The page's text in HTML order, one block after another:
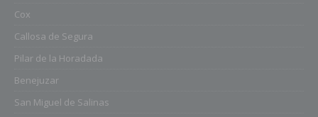
Cox
Callosa de Segura
Pilar de la Horadada
Benejuzar
San Miguel de Salinas